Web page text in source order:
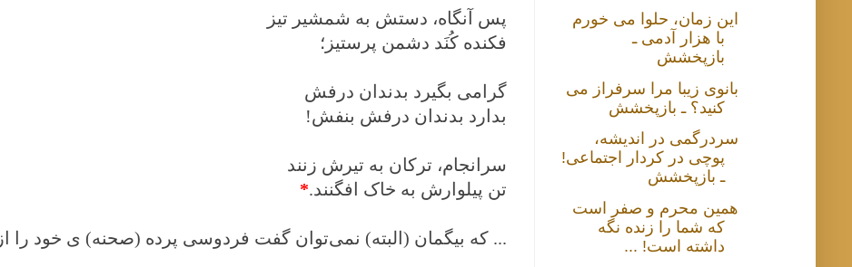
پس آنگاه، دستش به شمشیر تیز
فکنده کُنَد دشمن پرستیز؛
گرامی بگیرد بدندان درفش
بدارد بدندان درفش بنفش!
سرانجام، ترکان به تیرش زنند
تن پیلوارش به خاک افگنند.*
... که بیگمان (البته) نمی‌توان گفت فردوسی پرده (صحنه) ‌ی خود را از ՛منتهی‌الآمال՝ برگرفته (اقتباس کرده)!
این زمان، حلوا می خورم
با هزار آدمی ـ
بازپخشش
بانوی زیبا مرا سرفراز می
کنید؟ ـ بازپخشش
سردرگمی در اندیشه،
پوچی در کردار اجتماعی!
ـ بازپخشش
همين محرم و صفر است
كه شما را زنده نگه
داشته است! ...